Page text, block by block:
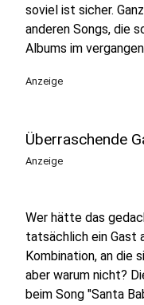
soviel ist sicher.
anderen Songs, die
Albums im
Anzeige
Überraschende
Anzeige
Wer hätte das
tatsächlich ein Gast
Kombination, an die
aber warum nicht?
beim Song "Santa